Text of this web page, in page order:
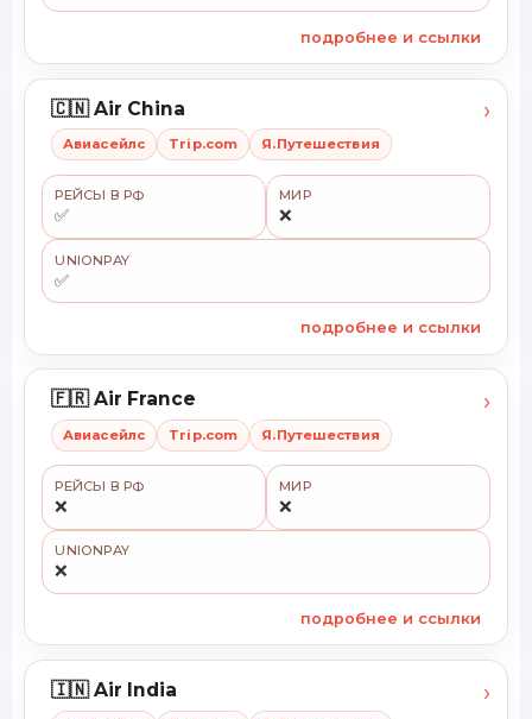
подробнее и ссылки
🇨🇳 Air China
Авиасейлс Trip.com Я.Путешествия
›
РЕЙСЫ В РФ
✅
МИР
❌
UNIONPAY
✅
подробнее и ссылки
🇫🇷 Air France
Авиасейлс Trip.com Я.Путешествия
›
РЕЙСЫ В РФ
❌
МИР
❌
UNIONPAY
❌
подробнее и ссылки
🇮🇳 Air India ›